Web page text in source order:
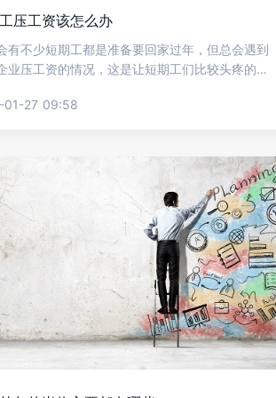
压工资该怎么办
有不少短期工都是准备要回家过年，但总会遇到
业压工资的情况，这是让短期工们比较头疼的，
护自己的权益，下面就让金柚网来给我们详细介
01-27 09:58